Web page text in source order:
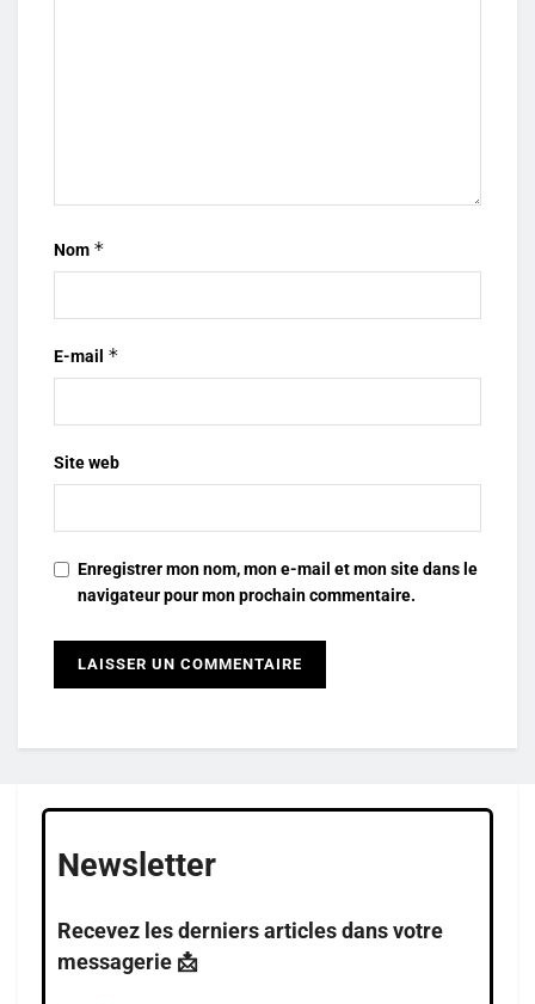
Nom *
E-mail *
Site web
Enregistrer mon nom, mon e-mail et mon site dans le
navigateur pour mon prochain commentaire.
Newsletter
Recevez les derniers articles dans votre
messagerie 📩